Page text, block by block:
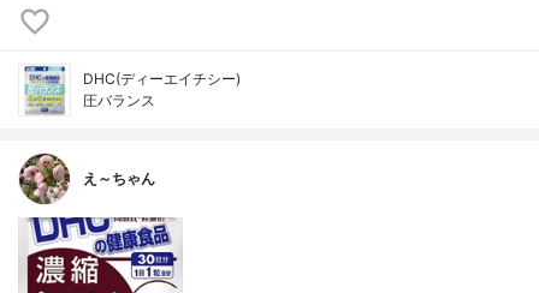
DHC(ディーエイチシー)
圧バランス
え～ちゃん